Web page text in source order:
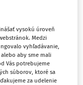
pre
vysokú úroveň
Medzi
vyhľadávanie,
aby sme mali
Vás potrebujeme
súborov, ktoré sa
za udelenie